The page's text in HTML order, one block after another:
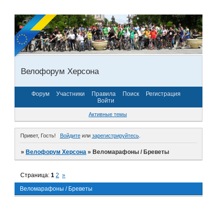
Велофорум Херсона
Форум Участники Правила Поиск
Регистрация
Войти
Активные темы
Привет, Гость! Войдитеили зарегистрируйтесь.
»Велофорум Херсона »Веломарафоны / Бреветы
Веломарафоны / Бреветы
Страница:1 2 »